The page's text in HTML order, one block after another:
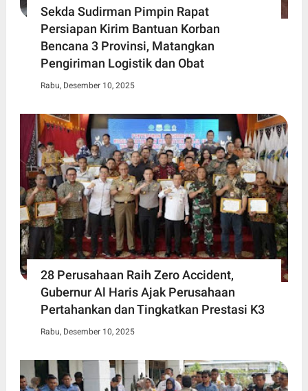
Sekda Sudirman Pimpin Rapat
Persiapan Kirim Bantuan Korban
Bencana 3 Provinsi, Matangkan
Pengiriman Logistik dan Obat
Rabu, Desember 10, 2025
28 Perusahaan Raih Zero Accident,
Gubernur Al Haris Ajak Perusahaan
Pertahankan dan Tingkatkan Prestasi K3
Rabu, Desember 10, 2025